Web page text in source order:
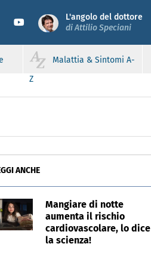
L'angolo del dottore
di Attilio Speciani
Malattia & Sintomi A-
Z
ANCHE
Mangiare di notte
aumenta il rischio
cardiovascolare, lo dice
la scienza!